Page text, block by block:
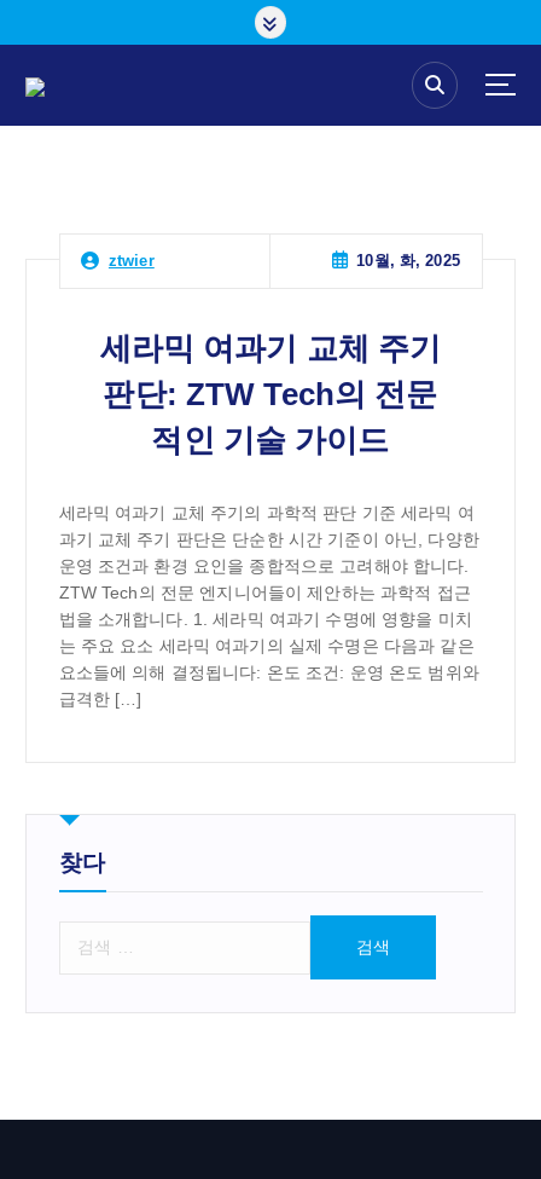
ztwier 10월, 화, 2025
세라믹 여과기 교체 주기
판단: ZTW Tech의 전문
적인 기술 가이드
세라믹 여과기 교체 주기의 과학적 판단 기준 세라믹 여
과기 교체 주기 판단은 단순한 시간 기준이 아닌, 다양한
운영 조건과 환경 요인을 종합적으로 고려해야 합니다.
ZTW Tech의 전문 엔지니어들이 제안하는 과학적 접근
법을 소개합니다. 1. 세라믹 여과기 수명에 영향을 미치
는 주요 요소 세라믹 여과기의 실제 수명은 다음과 같은
요소들에 의해 결정됩니다: 온도 조건: 운영 온도 범위와
급격한 […]
찾다